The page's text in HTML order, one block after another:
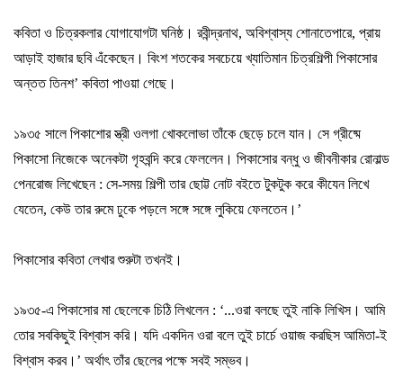
কবিতা ও চিত্রকলার যোগাযোগটা ঘনিষ্ঠ। রবীন্দ্রনাথ, অবিশ্বাস্য শোনাতেপারে, প্রায়
আড়াই হাজার ছবি এঁকেছেন। বিংশ শতকের সবচেয়ে খ্যাতিমানচিত্রশিল্পী পিকাসোর
অন্তত তিনশ’ কবিতা পাওয়া গেছে।
১৯৩৫ সালে পিকাশোর স্ত্রী ওলগা খোকলোভা তাঁকে ছেড়ে চলে যান। সে গ্রীষ্মে
পিকাসো নিজেকে অনেকটা গৃহবন্দি করে ফেললেন। পিকাসোর বন্ধু ও জীবনীকাররোনাল্ড
পেনরোজ লিখেছেন : সে-সময় শিল্পী তার ছোট্ট নোট বইতে টুকটুক করে কীযেন লিখে
যেতেন, কেউ তার রুমে ঢুকে পড়লে সঙ্গে সঙ্গে লুকিয়ে ফেলতেন। ’
পিকাসোর কবিতা লেখার শুরুটা তখনই ।
১৯৩৫-এ পিকাসোর মা ছেলেকে চিঠি লিখলেন : ‘...ওরা বলছে তুই নাকি লিখিস। আমি
তোর সবকিছুই বিশ্বাস করি। যদি একদিন ওরা বলে তুই চার্চে ওয়াজ করছিস আমিতা-ই
বিশ্বাস করব। ’ অর্থাৎ তাঁর ছেলের পক্ষে সবই সম্ভব।